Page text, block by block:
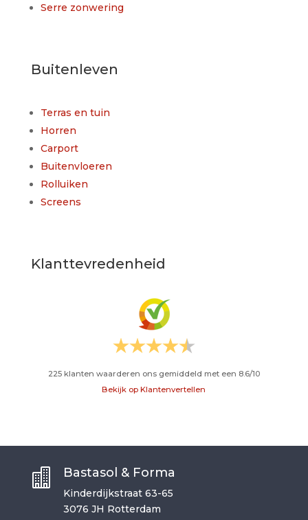
Serre zonwering
Buitenleven
Terras en tuin
Horren
Carport
Buitenvloeren
Rolluiken
Screens
Klanttevredenheid
225klanten waarderen ons gemiddeld met een 8.6/10
Bekijk op Klantenvertellen
 Bastasol & Forma
Kinderdijkstraat 63-65
3076 JH Rotterdam